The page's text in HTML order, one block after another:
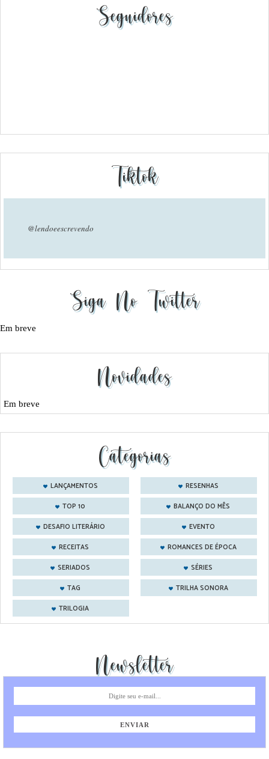
Seguidores
Tiktok
@lendoeescrevendo
Siga No Twitter
Em breve
Novidades
Em breve
Categorias
LANÇAMENTOS
RESENHAS
TOP 10
BALANÇO DO MÊS
DESAFIO LITERÁRIO
EVENTO
RECEITAS
ROMANCES DE ÉPOCA
SERIADOS
SÉRIES
TAG
TRILHA SONORA
TRILOGIA
Newsletter